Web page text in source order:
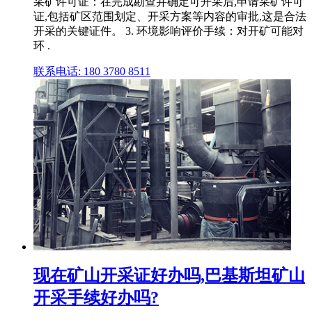
证,包括矿区范围划定、开采方案等内容的审批,这是合法
开采的关键证件。 3. 环境影响评价手续：对开矿可能对
环 .
联系电话: 180 3780 8511
现在矿山开采证好办吗,巴基斯坦矿山
开采手续好办吗?